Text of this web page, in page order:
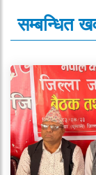
सम्बन्धित